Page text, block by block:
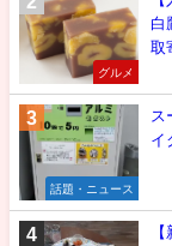
グルメ
白
取
話題・ニュース
ス
イ